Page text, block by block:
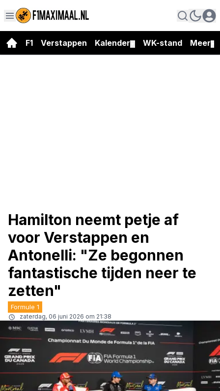
F1 Verstappen Kalender WK-stand Meer
Hamilton neemt petje af
voor Verstappen en
Antonelli: "Ze begonnen
fantastische tijden neer te
zetten"
Formule 1
zaterdag, 06 juni 2026 om 21:38